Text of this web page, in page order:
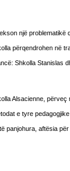
një problematikë
përqendrohen në
Shkolla Stanislas
Alsacienne, përveç
e tyre
panjohura, aftësia